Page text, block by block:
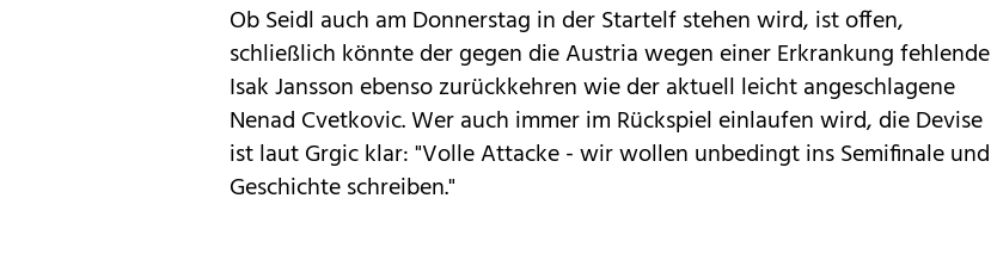
Ob Seidl auch am Donnerstag in der Startelf stehen wird, ist offen,
schließlich könnte der gegen die Austria wegen einer Erkrankung fehlende
Isak Jansson ebenso zurückkehren wie der aktuell leicht angeschlagene
Nenad Cvetkovic. Wer auch immer im Rückspiel einlaufen wird, die Devise
ist laut Grgic klar: "Volle Attacke - wir wollen unbedingt ins Semifinale und
Geschichte schreiben."